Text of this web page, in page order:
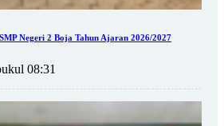
Negeri 2 Boja Tahun Ajaran 2026/2027
08:31